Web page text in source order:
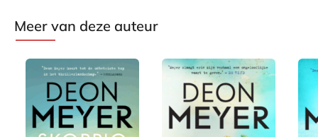
Meer van deze auteur